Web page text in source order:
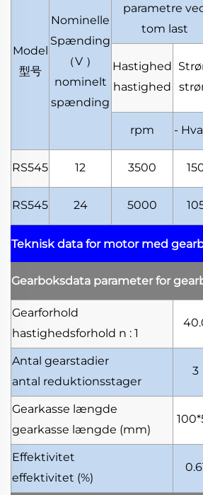
Model
型号
Nominelle
Spænding
（V ）
nominelt
spænding
parametre
tom last
Hastighed
hastighed
rpm -
RS545 12 3500
RS545 24 5000
Teknisk data for motor med
Gearboksdata parameter for
Gearforhold
hastighedsforhold n : 1
Antal gearstadier
antal reduktionsstager
3
Gearkasse længde
gearkasse længde (mm)
Effektivitet
effektivitet (%)